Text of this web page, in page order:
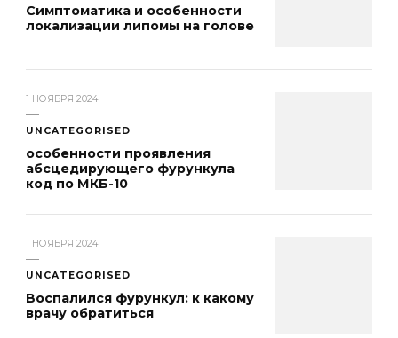
Симптоматика и особенности
локализации липомы на голове
1 НОЯБРЯ 2024
UNCATEGORISED
особенности проявления
абсцедирующего фурункула
код по МКБ-10
1 НОЯБРЯ 2024
UNCATEGORISED
Воспалился фурункул: к какому
врачу обратиться